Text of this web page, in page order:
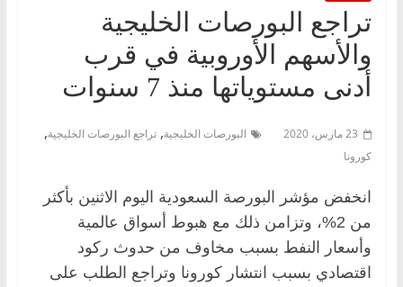
تراجع البورصات الخليجية
والأسهم الأوروبية في قرب
أدنى مستوياتها منذ 7 سنوات
23 مارس، 2020 البورصات الخليجية, تراجع البورصات الخليجية,
كورونا
انخفض مؤشر البورصة السعودية اليوم الاثنين بأكثر
من 2%، وتزامن ذلك مع هبوط أسواق عالمية
وأسعار النفط بسبب مخاوف من حدوث ركود
اقتصادي بسبب انتشار كورونا وتراجع الطلب على